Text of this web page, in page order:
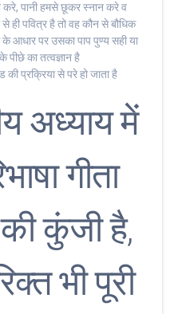
पानी हमसे छूकर स्नान करे व
ही पवित्र है तो वह कौन से बौधिक
के आधार पर उसका पाप पुण्य सही या
पीछे का तत्वज्ञान है
की प्रक्रिया से परे हो जाता है
अध्याय में
गीता
कुंजी है,
भी पूरी